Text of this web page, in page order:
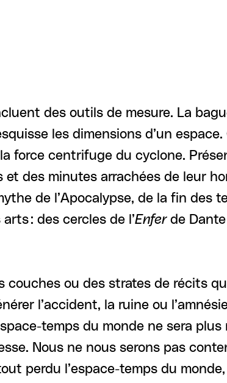
des outils de mesure. La
les dimensions d’un
force centrifuge du cyclone.
des minutes arrachées de leur
de l’Apocalypse, de la fin des
: des cercles de l’Enferde
couches ou des strates de récits
l’accident, la ruine ou
temps du monde ne sera
Nous ne nous serons pas
perdu l’espace-temps du